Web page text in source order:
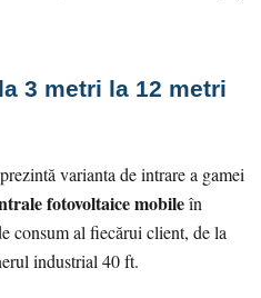
3 metri la 12 metri
varianta de intrare a gamei
fotovoltaice mobileîn
consum al fiecărui client, de la
industrial 40 ft.